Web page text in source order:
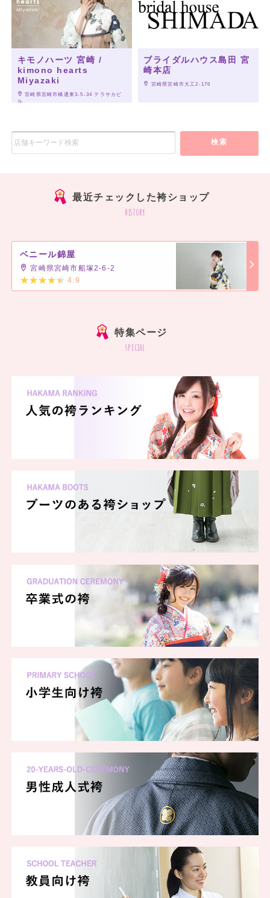
キモノハーツ 宮崎 /
kimono hearts
Miyazaki
宮崎県宮崎市橘通東3-5-34 テラサカビ
ル
ブライダルハウス島田 宮
崎本店
宮崎県宮崎市大工2-176
検索
最近チェックした袴ショップ
history
ベニール錦屋
宮崎県宮崎市船塚2-6-2
4.9
特集ページ
special